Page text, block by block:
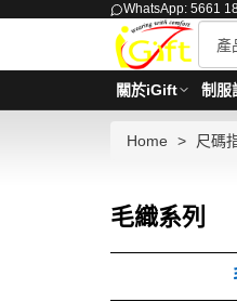
WhatsApp: 5661
關於iGift 制服
Home 尺碼
毛織系列